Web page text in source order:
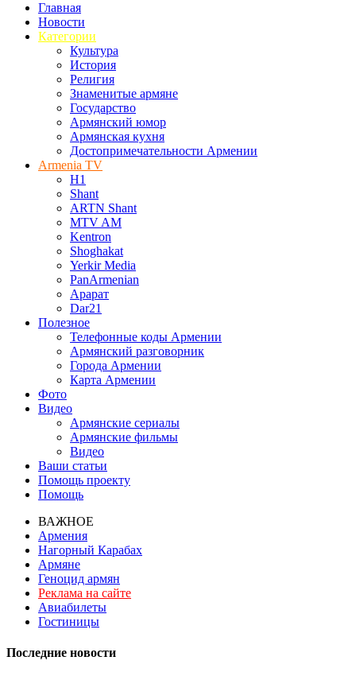
Главная
Новости
Категории
Культура
История
Религия
Знаменитые армяне
Государство
Армянский юмор
Армянская кухня
Достопримечательности Армении
Armenia TV
H1
Shant
ARTN Shant
MTV AM
Kentron
Shoghakat
Yerkir Media
PanArmenian
Арарат
Dar21
Полезное
Телефонные коды Армении
Армянский разговорник
Города Армении
Карта Армении
Фото
Видео
Армянские сериалы
Армянские фильмы
Видео
Ваши статьи
Помощь проекту
Помощь
ВАЖНОЕ
Армения
Нагорный Карабах
Армяне
Геноцид армян
Реклама на сайте
Авиабилеты
Гостиницы
Последние новости